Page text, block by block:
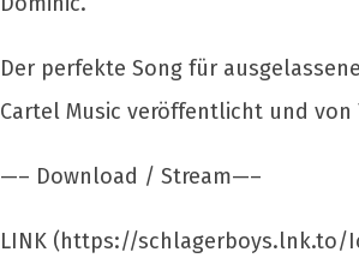
Der perfekte Song für
Cartel Music veröffentlicht und
—– Download / Stream—–
LINK (https://schlagerboys.lnk.to/